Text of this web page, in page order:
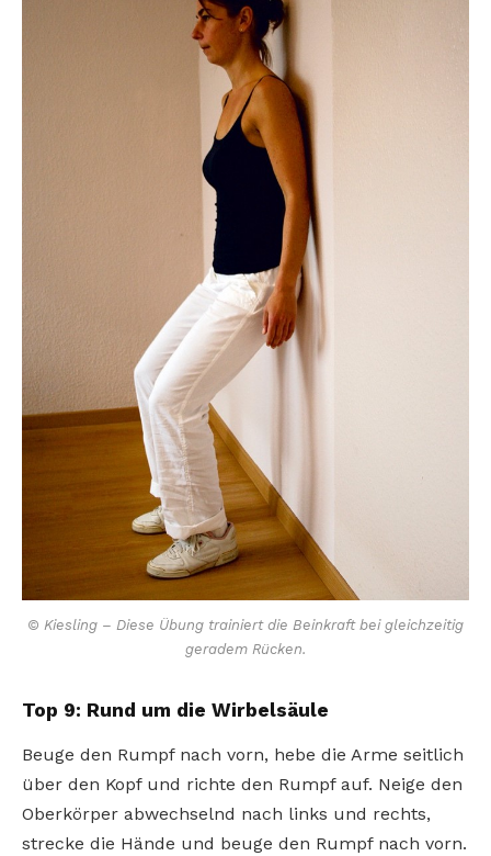
© Kiesling – Diese Übung trainiert die Beinkraft bei gleichzeitig
geradem Rücken.
Top 9: Rund um die Wirbelsäule
Beuge den Rumpf nach vorn, hebe die Arme seitlich
über den Kopf und richte den Rumpf auf. Neige den
Oberkörper abwechselnd nach links und rechts,
strecke die Hände und beuge den Rumpf nach vorn.